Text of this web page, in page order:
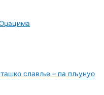
славље – па пљунуо